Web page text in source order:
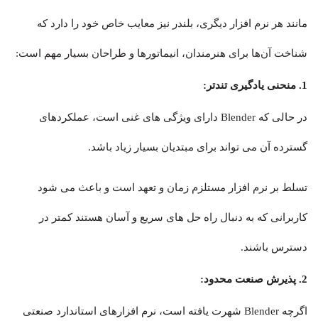
مانند هر نرم افزار دیگری، بلندر نیز معایب خاص خود را دارد که
شناخت آن‌ها برای هنرمندان، انیماتورها و طراحان بسیار مهم است:
1. منحنی یادگیری تندتر:
در حالی که Blender دارای ویژگی های غنی است، عملکردهای
گسترده آن می تواند برای مبتدیان بسیار زیاد باشد.
تسلط بر نرم افزار مستلزم زمان و تعهد است و باعث می شود
کاربرانی که به دنبال راه حل های سریع و آسان هستند کمتر در
دسترس باشند.
2. پذیرش صنعت محدود:
اگرچه Blender شهرت یافته است، نرم افزارهای استاندارد صنعتی